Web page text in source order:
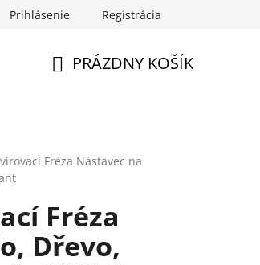
Neóny na mieru Preukazové Foto
Prihlásenie Registrácia
PRÁZDNY KOŠÍK
Fréza Nástavec na
Fréza
Dřevo,